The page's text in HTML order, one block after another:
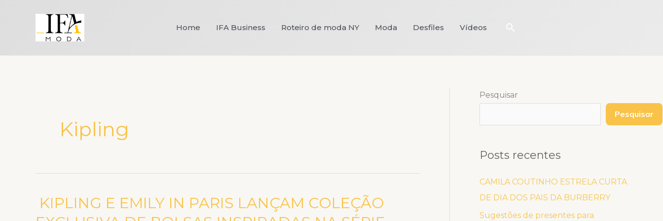
Home IFA Business Roteiro de moda NY Moda Desfiles Vídeos Pesquisar
Kipling
KIPLING E EMILY IN PARIS LANÇAM COLEÇÃO
KIPLING
Pesquisar
Pesquisar
Posts recentes
CAMILA COUTINHO ESTRELA CURTA
DE DIA DOS PAIS DA BURBERRY
Sugestões de presentes para